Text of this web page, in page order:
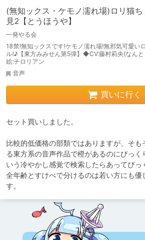
(無知ックス・ケモノ濡れ場)ロリ猫
見2【とうほうや】
一発やる会
18禁!無知ックスです!ケモノ濡れ場!無邪気可愛い
ル!♪【東方みみせん第5弾】◆CV:藤村莉央(なん
絵:チロリアン
音声
買いに行く
セット買いしました。
比較的低価格の部類ではありますが、そも
る東方系の音声作品で橙があるのにびっく
いう冷やかし感覚で検索したらあってびっ
全年齢とすけべで分けるのは若い方にも優
す。